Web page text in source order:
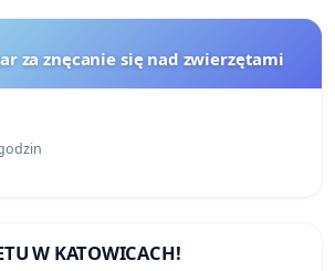
za znęcanie się nad zwierzętami
W KATOWICACH!